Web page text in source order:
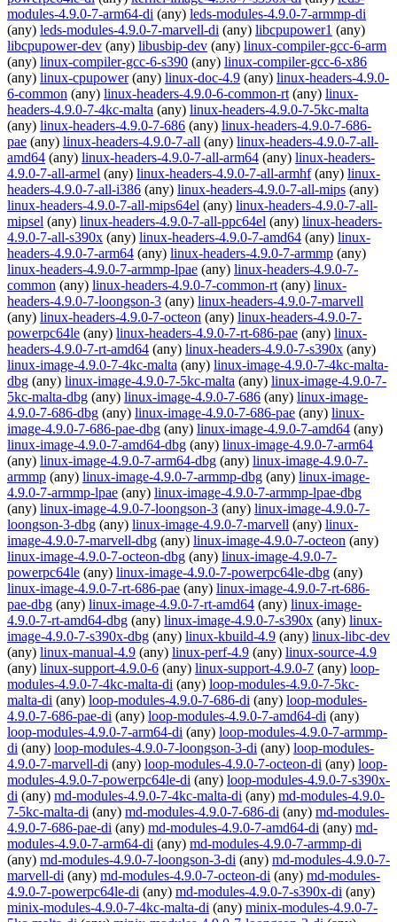
modules-4.9.0-7-arm64-di (any) leds-modules-4.9.0-7-armmp-di
(any) leds-modules-4.9.0-7-marvell-di (any) libcpupower1 (any)
libcpupower-dev (any) libusbip-dev (any) linux-compiler-gcc-6-arm
(any) linux-compiler-gcc-6-s390 (any) linux-compiler-gcc-6-x86
(any) linux-cpupower(any) linux-doc-4.9 (any) linux-headers-4.9.0-
6-common (any) linux-headers-4.9.0-6-common-rt (any) linux-
headers-4.9.0-7-4kc-malta (any) linux-headers-4.9.0-7-5kc-malta
(any) linux-headers-4.9.0-7-686 (any) linux-headers-4.9.0-7-686-
pae (any) linux-headers-4.9.0-7-all (any) linux-headers-4.9.0-7-all-
amd64 (any) linux-headers-4.9.0-7-all-arm64 (any) linux-headers-
4.9.0-7-all-armel (any) linux-headers-4.9.0-7-all-armhf(any) linux-
headers-4.9.0-7-all-i386 (any) linux-headers-4.9.0-7-all-mips (any)
linux-headers-4.9.0-7-all-mips64el (any) linux-headers-4.9.0-7-all-
mipsel (any) linux-headers-4.9.0-7-all-ppc64el (any) linux-headers-
4.9.0-7-all-s390x (any) linux-headers-4.9.0-7-amd64 (any) linux-
headers-4.9.0-7-arm64 (any) linux-headers-4.9.0-7-armmp (any)
linux-headers-4.9.0-7-armmp-lpae (any) linux-headers-4.9.0-7-
common (any) linux-headers-4.9.0-7-common-rt (any) linux-
headers-4.9.0-7-loongson-3 (any) linux-headers-4.9.0-7-marvell
(any) linux-headers-4.9.0-7-octeon (any) linux-headers-4.9.0-7-
powerpc64le (any) linux-headers-4.9.0-7-rt-686-pae (any) linux-
headers-4.9.0-7-rt-amd64 (any) linux-headers-4.9.0-7-s390x (any)
linux-image-4.9.0-7-4kc-malta (any) linux-image-4.9.0-7-4kc-malta-
dbg (any) linux-image-4.9.0-7-5kc-malta (any) linux-image-4.9.0-7-
5kc-malta-dbg (any) linux-image-4.9.0-7-686 (any) linux-image-
4.9.0-7-686-dbg (any) linux-image-4.9.0-7-686-pae (any) linux-
image-4.9.0-7-686-pae-dbg (any) linux-image-4.9.0-7-amd64 (any)
linux-image-4.9.0-7-amd64-dbg (any) linux-image-4.9.0-7-arm64
(any) linux-image-4.9.0-7-arm64-dbg (any) linux-image-4.9.0-7-
armmp (any) linux-image-4.9.0-7-armmp-dbg (any) linux-image-
4.9.0-7-armmp-lpae (any) linux-image-4.9.0-7-armmp-lpae-dbg
(any) linux-image-4.9.0-7-loongson-3 (any) linux-image-4.9.0-7-
loongson-3-dbg (any) linux-image-4.9.0-7-marvell (any) linux-
image-4.9.0-7-marvell-dbg (any) linux-image-4.9.0-7-octeon (any)
linux-image-4.9.0-7-octeon-dbg (any) linux-image-4.9.0-7-
powerpc64le (any) linux-image-4.9.0-7-powerpc64le-dbg (any)
linux-image-4.9.0-7-rt-686-pae (any) linux-image-4.9.0-7-rt-686-
pae-dbg (any) linux-image-4.9.0-7-rt-amd64 (any) linux-image-
4.9.0-7-rt-amd64-dbg (any) linux-image-4.9.0-7-s390x (any) linux-
image-4.9.0-7-s390x-dbg (any) linux-kbuild-4.9 (any) linux-libc-dev
(any) linux-manual-4.9 (any) linux-perf-4.9 (any) linux-source-4.9
(any) linux-support-4.9.0-6 (any) linux-support-4.9.0-7 (any) loop-
modules-4.9.0-7-4kc-malta-di (any) loop-modules-4.9.0-7-5kc-
malta-di (any) loop-modules-4.9.0-7-686-di (any) loop-modules-
4.9.0-7-686-pae-di (any) loop-modules-4.9.0-7-amd64-di (any)
loop-modules-4.9.0-7-arm64-di (any) loop-modules-4.9.0-7-armmp-
di (any) loop-modules-4.9.0-7-loongson-3-di (any) loop-modules-
4.9.0-7-marvell-di (any) loop-modules-4.9.0-7-octeon-di (any) loop-
modules-4.9.0-7-powerpc64le-di (any) loop-modules-4.9.0-7-s390x-
di (any) md-modules-4.9.0-7-4kc-malta-di (any) md-modules-4.9.0-
7-5kc-malta-di (any) md-modules-4.9.0-7-686-di (any) md-modules-
4.9.0-7-686-pae-di (any) md-modules-4.9.0-7-amd64-di (any) md-
modules-4.9.0-7-arm64-di (any) md-modules-4.9.0-7-armmp-di
(any) md-modules-4.9.0-7-loongson-3-di (any) md-modules-4.9.0-7-
marvell-di (any) md-modules-4.9.0-7-octeon-di (any) md-modules-
4.9.0-7-powerpc64le-di (any) md-modules-4.9.0-7-s390x-di (any)
minix-modules-4.9.0-7-4kc-malta-di (any) minix-modules-4.9.0-7-